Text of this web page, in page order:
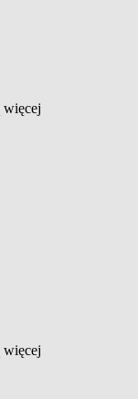
więcej
więcej